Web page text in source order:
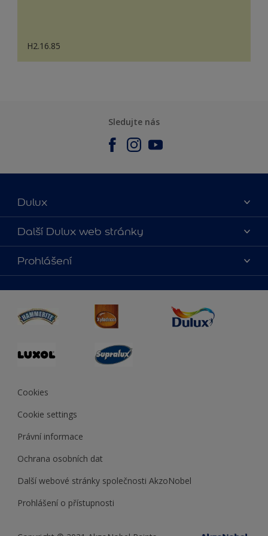
H2.16.85
Sledujte nás
Dulux
O nás
Kontaktujte nás
Najít obchod
Další Dulux web stránky
duluxmalir.cz
duluxmaliar.sk
duluxprodejnabarev.cz
duluxpredajnafarieb.sk
Prohlášení
Cookies
Cookie settings
Právní informace
Ochrana osobních dat
Další webové stránky společnosti AkzoNobel
Prohlášení o přístupnosti